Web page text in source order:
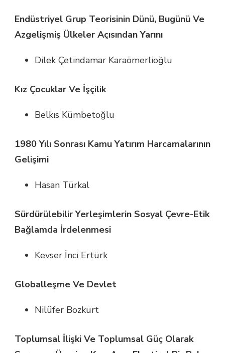
Endüstriyel Grup Teorisinin Dünü, Bugünü Ve
Azgelişmiş Ülkeler Açısından Yarını
Dilek Çetindamar Karaömerlioğlu
Kız Çocuklar Ve İşçilik
Belkıs Kümbetoğlu
1980 Yılı Sonrası Kamu Yatırım Harcamalarının
Gelişimi
Hasan Türkal
Sürdürülebilir Yerleşimlerin Sosyal Çevre-Etik
Bağlamda İrdelenmesi
Kevser İnci Ertürk
Globalleşme Ve Devlet
Nilüfer Bozkurt
Toplumsal İlişki Ve Toplumsal Güç Olarak